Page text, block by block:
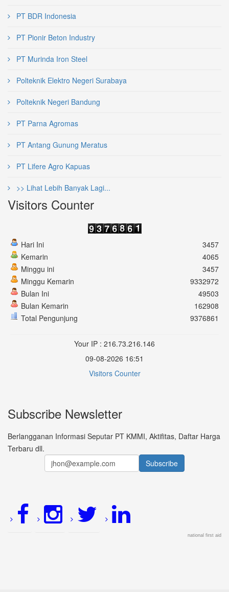
PT BDR Indonesia
PT Pionir Beton Industry
PT Murinda Iron Steel
Polteknik Elektro Negeri Surabaya
Polteknik Negeri Bandung
PT Parna Agromas
PT Antang Gunung Meratus
PT Lifere Agro Kapuas
>> Lihat Lebih Banyak Lagi...
Visitors Counter
Hari Ini
Kemarin
Minggu ini
Minggu Kemarin
Bulan Ini
Bulan Kemarin
Total Pengunjung
3457
4065
3457
9332972
49503
162908
9376861
Your IP : 216.73.216.146
09-08-2026 16:51
Visitors Counter
Subscribe Newsletter
Berlangganan Informasi Seputar PT KMMI, Aktifitas, Daftar Harga
Terbaru dll.
national first aid